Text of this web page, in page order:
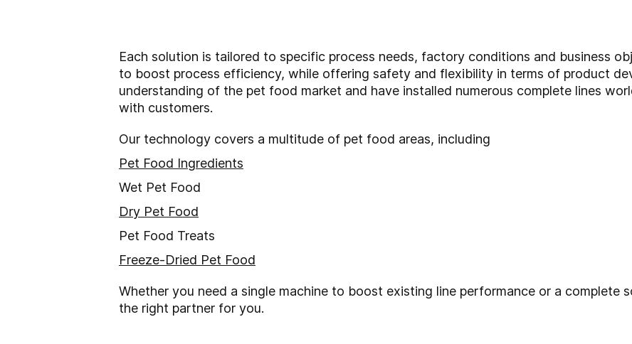
Each solution is tailored to specific process needs, factory conditions and business
to boost process efficiency, while offering safety and flexibility in terms of product
understanding of the pet food market and have installed numerous complete lines
with customers.
Our technology covers a multitude of pet food areas, including
Pet Food Ingredients
Wet Pet Food
Dry Pet Food
Pet Food Treats
Freeze-Dried Pet Food
Whether you need a single machine to boost existing line performance or a complete
the right partner for you.